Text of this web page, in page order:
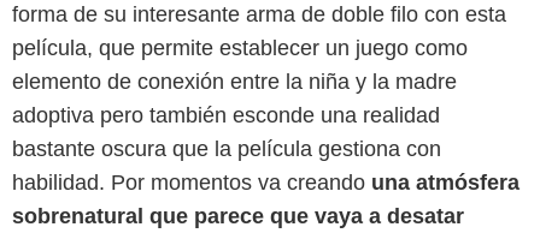
forma de su interesante arma de doble filo con esta
película, que permite establecer un juego como
elemento de conexión entre la niña y la madre
adoptiva pero también esconde una realidad
bastante oscura que la película gestiona con
habilidad. Por momentos va creando una atmósfera
sobrenatural que parece que vaya a desatar